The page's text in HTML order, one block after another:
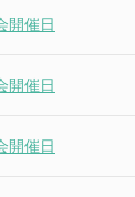
開催日
開催日
開催日